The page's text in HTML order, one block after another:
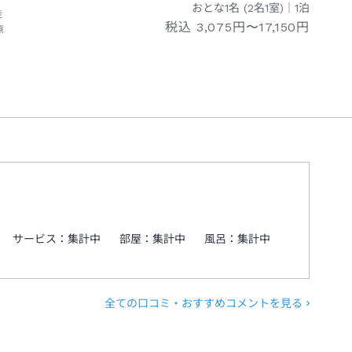
おとな1名 (2名1室)｜ 1泊
税込 3,075円〜17,150円
サービス：集計中 部屋：集計中 風呂：集計中
全ての口コミ・おすすめコメントを見る